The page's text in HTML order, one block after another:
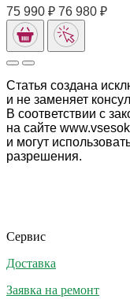
75 990 ₽ 76 980 ₽
Статья создана
и не заменяет
В соответствии с
на сайте
и могут
разрешения.
Сервис
Доставка
Заявка на ремонт